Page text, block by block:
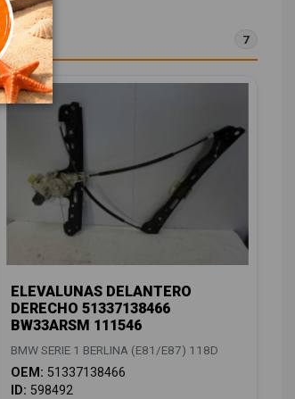
7
ELEVALUNAS DELANTERO
DERECHO 51337138466
BW33ARSM 111546
BMW SERIE 1 BERLINA (E81/E87) 118D
OEM: 51337138466
ID: 598492